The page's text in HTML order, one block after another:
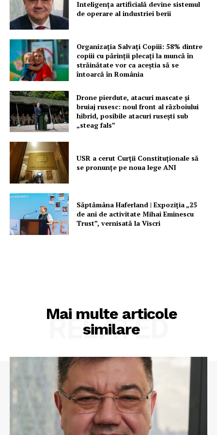
Inteligența artificială devine sistemul
de operare al industriei berii
Organizația Salvați Copiii: 58% dintre
copiii cu părinții plecați la muncă în
străinătate vor ca aceștia să se
întoarcă în România
Drone pierdute, atacuri mascate și
bruiaj rusesc: noul front al războiului
hibrid, posibile atacuri rusești sub
„steag fals”
USR a cerut Curții Constituționale să
se pronunțe pe noua lege ANI
Săptămâna Haferland | Expoziţia „25
de ani de activitate Mihai Eminescu
Trust”, vernisată la Viscri
Mai multe articole
similare
RELATED